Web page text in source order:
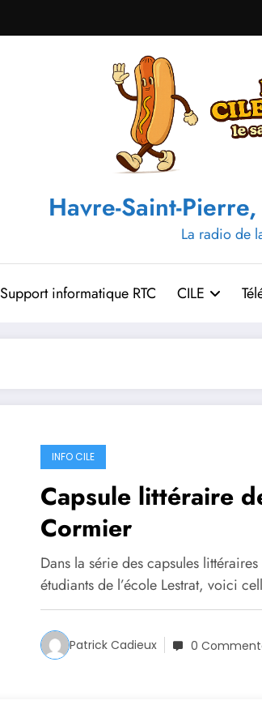
Havre-Saint-
La radio de
Support informatique RTC CILE
INFO CILE
Capsule littéraire
Cormier
Dans la série des capsules
étudiants de l’école Lestrat, voici
Patrick Cadieux 0